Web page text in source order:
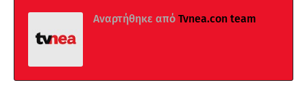
Αναρτήθηκε από Tvnea.con team